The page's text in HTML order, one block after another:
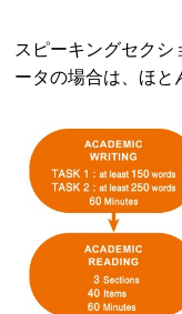
スピーキングセクシ
ータの場合は、ほと